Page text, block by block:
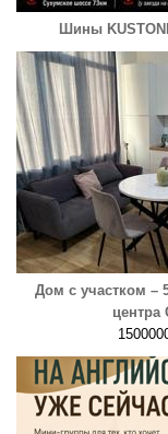
Шины
Дом с участком –
центра